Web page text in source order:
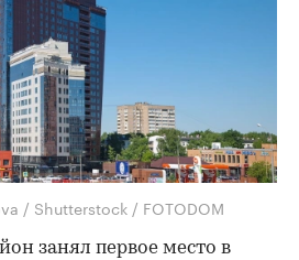
/ Shutterstock / FOTODOM
занял первое место в